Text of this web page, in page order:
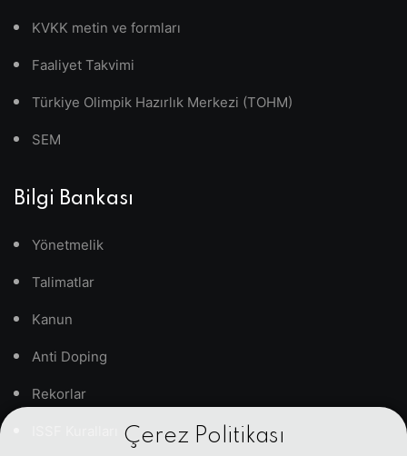
Çerez Politikası
KVKK metin ve formları
Faaliyet Takvimi
Türkiye Olimpik Hazırlık Merkezi (TOHM)
SEM
Bilgi Bankası
Yönetmelik
Talimatlar
Kanun
Anti Doping
Rekorlar